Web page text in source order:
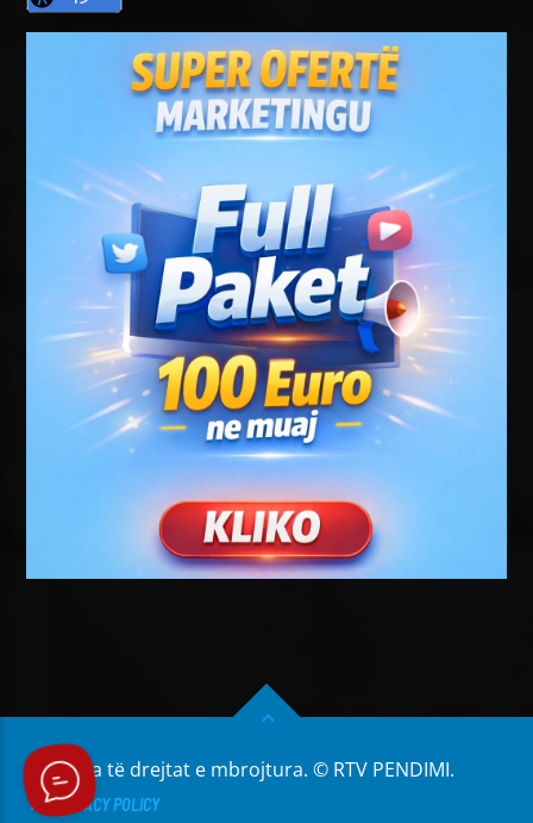
Të gjitha të drejtat e mbrojtura. © RTV PENDIMI.
PRIVACY POLICY